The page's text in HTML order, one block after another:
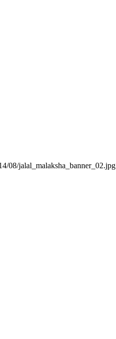
08/jalal_malaksha_banner_02.jpg